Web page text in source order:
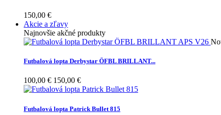
150,00 €
Akcie a zľavy
Najnovšie akčné produkty
Futbalová lopta Derbystar ÖFBL BRILLANT...
100,00 € 150,00 €
Futbalová lopta Patrick Bullet 815